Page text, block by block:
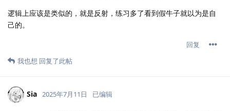
逻辑上应该是类似的，就是反射，练习多了看到假牛子就以为是自
己的。
回复
我也想 回复了此帖
Sia 2025年7月11日 已编辑